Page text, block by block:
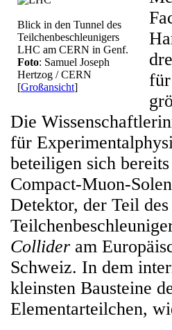
Blick in den Tunnel des
Teilchenbeschleunigers
LHC am CERN in Genf.
Foto: Samuel Joseph
Hertzog / CERN
[Großansicht]
Die
für
beteiligen sich
Compact-Muon-
Detektor, der Teil
Collider am
Schweiz. In dem
kleinsten Bausteine
Elementarteilchen,